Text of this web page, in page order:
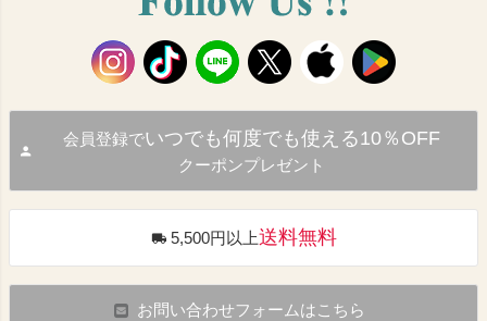
会員登録でいつでも何度でも使える10％OFF
クーポンプレゼント
5,500円以上送料無料
お問い合わせフォームはこちら